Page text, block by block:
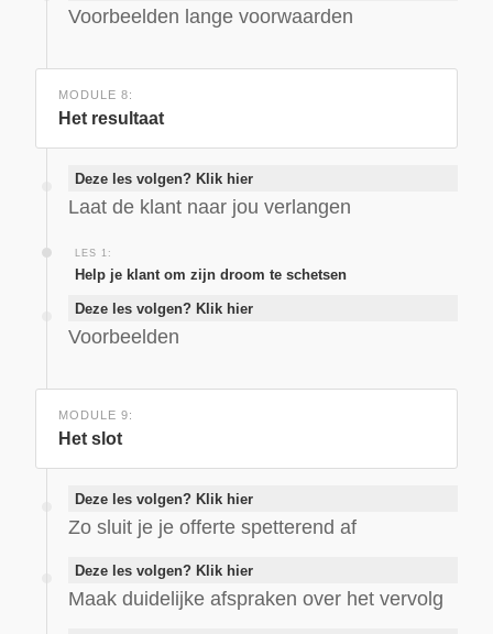
Voorbeelden lange voorwaarden
MODULE 8:
Het resultaat
Deze les volgen? Klik hier
Laat de klant naar jou verlangen
LES 1:
Help je klant om zijn droom te schetsen
Deze les volgen? Klik hier
Voorbeelden
MODULE 9:
Het slot
Deze les volgen? Klik hier
Zo sluit je je offerte spetterend af
Deze les volgen? Klik hier
Maak duidelijke afspraken over het vervolg